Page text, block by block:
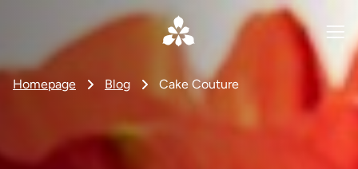
Homepage Blog Cake Couture